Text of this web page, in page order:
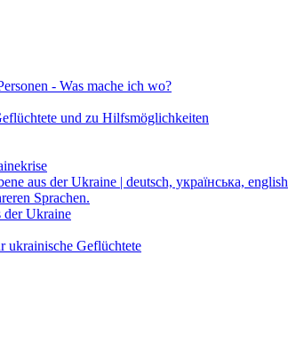
- Was mache ich wo?
und zu Hilfsmöglichkeiten
aus der Ukraine | deutsch, українська, english
Sprachen.
der Ukraine
ukrainische Geflüchtete